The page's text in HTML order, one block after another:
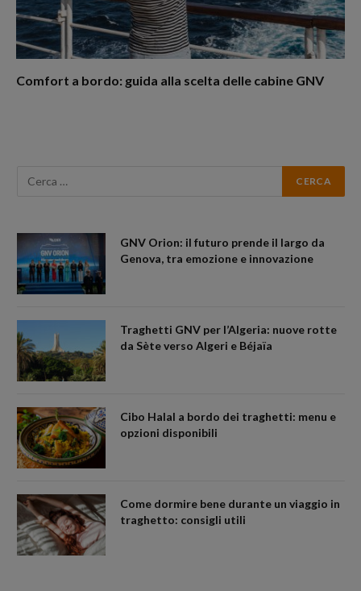
Comfort a bordo: guida alla scelta delle cabine GNV
GNV Orion: il futuro prende il largo da
Genova, tra emozione e innovazione
Traghetti GNV per l’Algeria: nuove rotte
da Sète verso Algeri e Béjaïa
Cibo Halal a bordo dei traghetti: menu e
opzioni disponibili
Come dormire bene durante un viaggio in
traghetto: consigli utili